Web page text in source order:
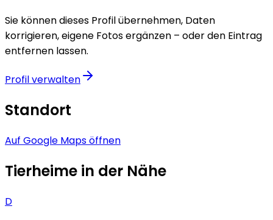
Sie können dieses Profil übernehmen, Daten
korrigieren, eigene Fotos ergänzen – oder den Eintrag
entfernen lassen.
Profil verwalten
Standort
Auf Google Maps öffnen
Tierheime in der Nähe
D